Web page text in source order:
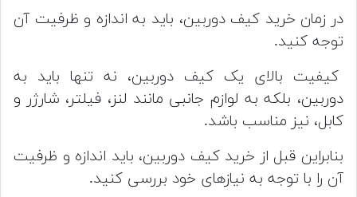
در زمان خرید کیف دوربین، باید به اندازه و ظرفیت آن
توجه کنید.
کیفیت بالای یک کیف دوربین، نه تنها باید به
دوربین، بلکه به لوازم جانبی مانند لنز، فیلتر، شارژر و
کابل، نیز مناسب باشد.
بنابراین قبل از خرید کیف دوربین، باید اندازه و ظرفیت
آن را با توجه به نیازهای خود بررسی کنید.